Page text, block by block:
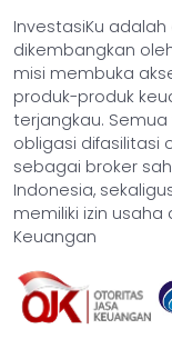
InvestasiKu
dikembangkan
misi membuka
produk-produk
terjangkau.
obligasi difasilitasi
sebagai broker
Indonesia,
memiliki izin
Keuangan